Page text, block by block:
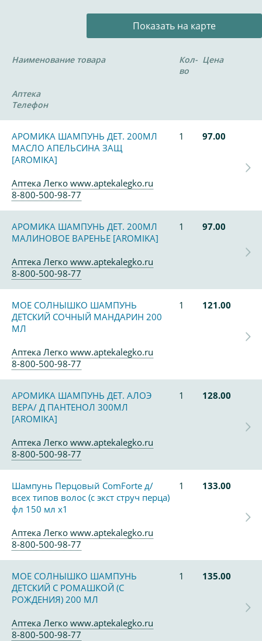
Показать на карте
Наименование товара
Кол-
во
Цена
Аптека
Телефон
АРОМИКА ШАМПУНЬ ДЕТ. 200МЛ
МАСЛО АПЕЛЬСИНА ЗАЩ
[AROMIKA]
1 97.00
Аптека Легко www.aptekalegko.ru
8-800-500-98-77
АРОМИКА ШАМПУНЬ ДЕТ. 200МЛ
МАЛИНОВОЕ ВАРЕНЬЕ [AROMIKA]
1 97.00
Аптека Легко www.aptekalegko.ru
8-800-500-98-77
МОЕ СОЛНЫШКО ШАМПУНЬ
ДЕТСКИЙ СОЧНЫЙ МАНДАРИН 200
МЛ
1 121.00
Аптека Легко www.aptekalegko.ru
8-800-500-98-77
АРОМИКА ШАМПУНЬ ДЕТ. АЛОЭ
ВЕРА/ Д ПАНТЕНОЛ 300МЛ
[AROMIKA]
1 128.00
Аптека Легко www.aptekalegko.ru
8-800-500-98-77
Шампунь Перцовый ComForte д/
всех типов волос (с экст струч перца)
фл 150 мл х1
1 133.00
Аптека Легко www.aptekalegko.ru
8-800-500-98-77
МОЕ СОЛНЫШКО ШАМПУНЬ
ДЕТСКИЙ С РОМАШКОЙ (С
РОЖДЕНИЯ) 200 МЛ
1 135.00
Аптека Легко www.aptekalegko.ru
8-800-500-98-77